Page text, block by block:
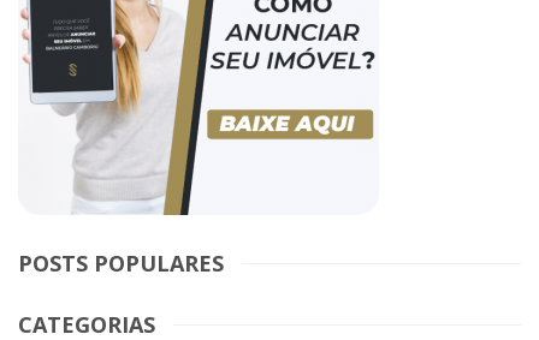
POSTS POPULARES
CATEGORIAS